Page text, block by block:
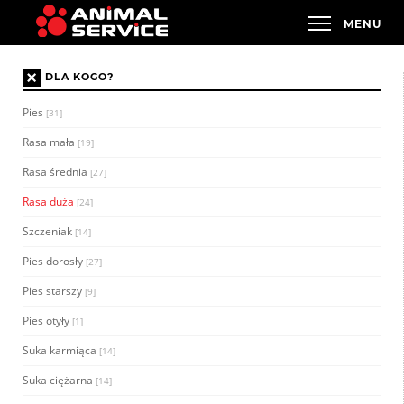
× DLA KOGO?
Pies [31]
Rasa mała [19]
Rasa średnia [27]
Rasa duża [24]
Szczeniak [14]
Pies dorosły [27]
Pies starszy [9]
Pies otyły [1]
Suka karmiąca [14]
Suka ciężarna [14]